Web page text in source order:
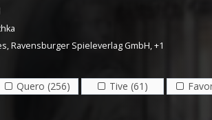
,Ravensburger Spieleverlag GmbH,+1
Quero (256) Tive (61)